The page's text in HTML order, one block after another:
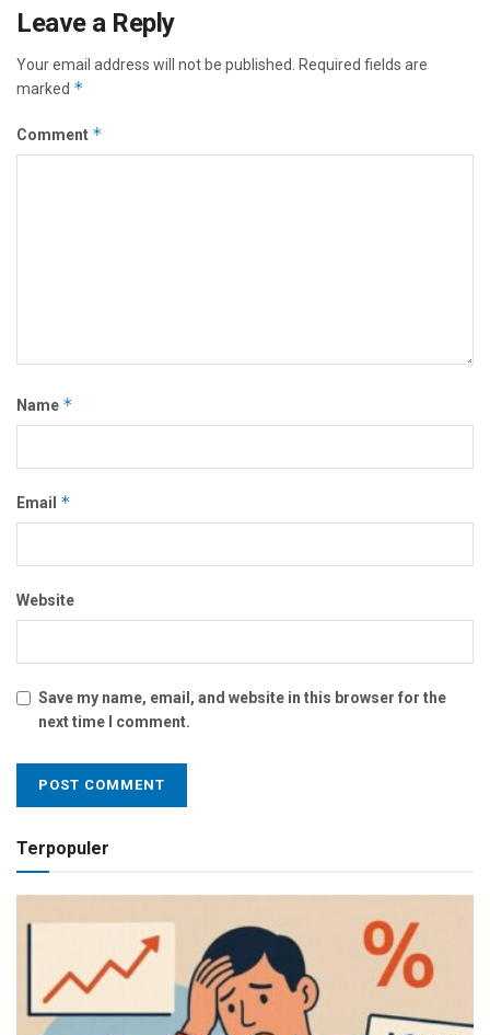
Leave a Reply
Your email address will not be published.
Required fields are
marked *
Comment *
Name *
Email *
Website
Save my name, email, and website in this browser for the
next time I comment.
Terpopuler